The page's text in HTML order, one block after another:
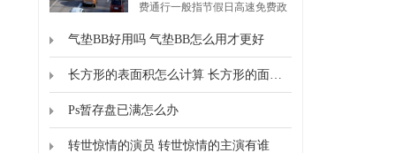
费通行一般指节假日高速免费政
假日免收小型客车通行费实施方
案》规定，高速免费通行的时间
为春节、清明节、劳动节、国庆
气垫BB好用吗 气垫BB怎么用才更好
长方形的表面积怎么计算 长方形的面积怎么计算的
Ps暂存盘已满怎么办
转世惊情的演员 转世惊情的主演有谁